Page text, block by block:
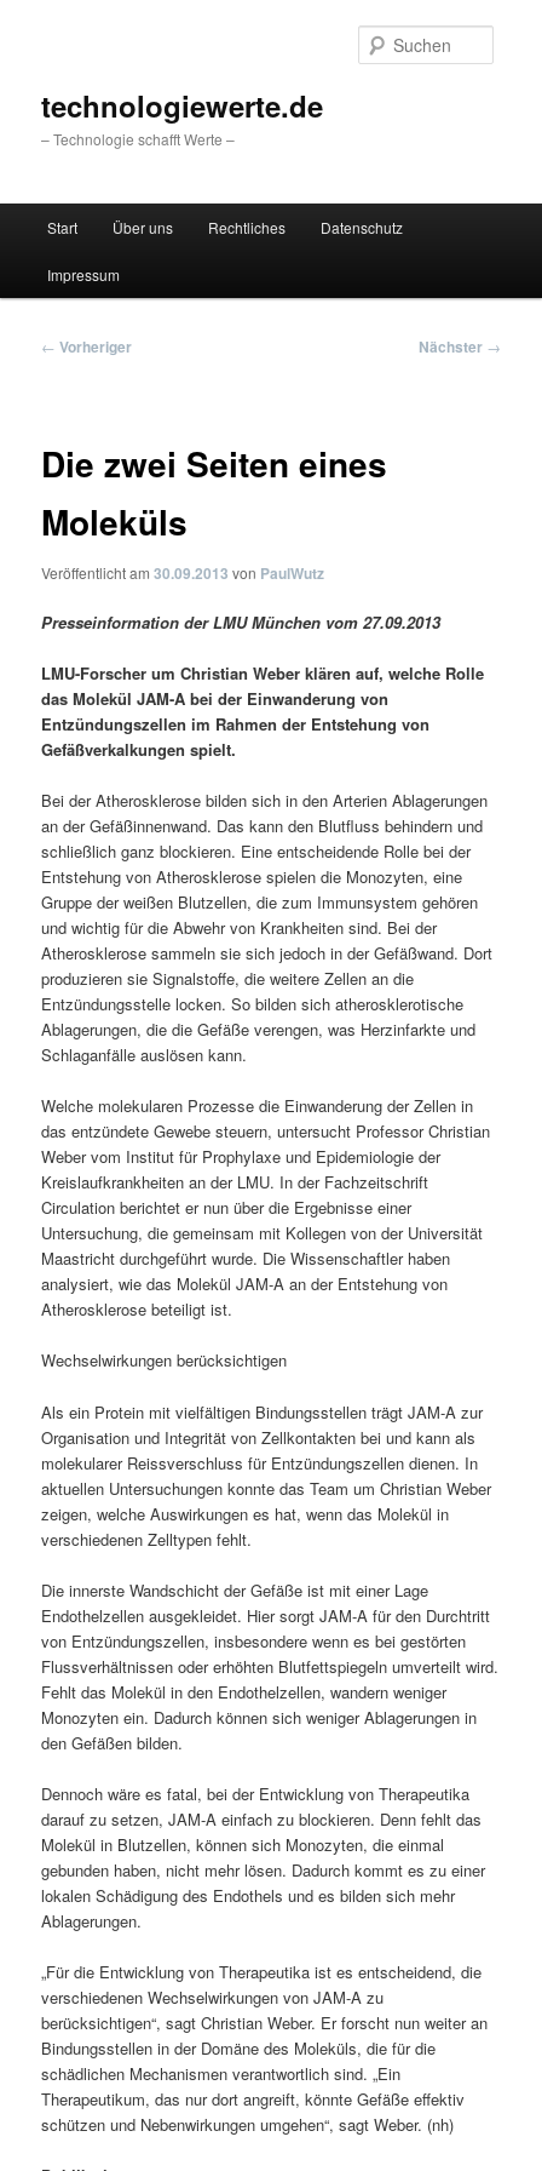
technologiewerte.de
– Technologie schafft Werte –
Start Über uns Rechtliches Datenschutz
Impressum
Beitragsnavigation
← Vorheriger Nächster →
Die zwei Seiten eines
Moleküls
Veröffentlicht am30.09.2013 von PaulWutz
Presseinformation der LMU München vom 27.09.2013
LMU-Forscher um Christian Weber klären auf, welche Rolle
das Molekül JAM-A bei der Einwanderung von
Entzündungszellen im Rahmen der Entstehung von
Gefäßverkalkungen spielt.
Bei der Atherosklerose bilden sich in den Arterien Ablagerungen
an der Gefäßinnenwand. Das kann den Blutfluss behindern und
schließlich ganz blockieren. Eine entscheidende Rolle bei der
Entstehung von Atherosklerose spielen die Monozyten, eine
Gruppe der weißen Blutzellen, die zum Immunsystem gehören
und wichtig für die Abwehr von Krankheiten sind. Bei der
Atherosklerose sammeln sie sich jedoch in der Gefäßwand. Dort
produzieren sie Signalstoffe, die weitere Zellen an die
Entzündungsstelle locken. So bilden sich atherosklerotische
Ablagerungen, die die Gefäße verengen, was Herzinfarkte und
Schlaganfälle auslösen kann.
Welche molekularen Prozesse die Einwanderung der Zellen in
das entzündete Gewebe steuern, untersucht Professor Christian
Weber vom Institut für Prophylaxe und Epidemiologie der
Kreislaufkrankheiten an der LMU. In der Fachzeitschrift
Circulation berichtet er nun über die Ergebnisse einer
Untersuchung, die gemeinsam mit Kollegen von der Universität
Maastricht durchgeführt wurde. Die Wissenschaftler haben
analysiert, wie das Molekül JAM-A an der Entstehung von
Atherosklerose beteiligt ist.
Wechselwirkungen berücksichtigen
Als ein Protein mit vielfältigen Bindungsstellen trägt JAM-A zur
Organisation und Integrität von Zellkontakten bei und kann als
molekularer Reissverschluss für Entzündungszellen dienen. In
aktuellen Untersuchungen konnte das Team um Christian Weber
zeigen, welche Auswirkungen es hat, wenn das Molekül in
verschiedenen Zelltypen fehlt.
Die innerste Wandschicht der Gefäße ist mit einer Lage
Endothelzellen ausgekleidet. Hier sorgt JAM-A für den Durchtritt
von Entzündungszellen, insbesondere wenn es bei gestörten
Flussverhältnissen oder erhöhten Blutfettspiegeln umverteilt wird.
Fehlt das Molekül in den Endothelzellen, wandern weniger
Monozyten ein. Dadurch können sich weniger Ablagerungen in
den Gefäßen bilden.
Dennoch wäre es fatal, bei der Entwicklung von Therapeutika
darauf zu setzen, JAM-A einfach zu blockieren. Denn fehlt das
Molekül in Blutzellen, können sich Monozyten, die einmal
gebunden haben, nicht mehr lösen. Dadurch kommt es zu einer
lokalen Schädigung des Endothels und es bilden sich mehr
Ablagerungen.
„Für die Entwicklung von Therapeutika ist es entscheidend, die
verschiedenen Wechselwirkungen von JAM-A zu
berücksichtigen“, sagt Christian Weber. Er forscht nun weiter an
Bindungsstellen in der Domäne des Moleküls, die für die
schädlichen Mechanismen verantwortlich sind. „Ein
Therapeutikum, das nur dort angreift, könnte Gefäße effektiv
schützen und Nebenwirkungen umgehen“, sagt Weber. (nh)